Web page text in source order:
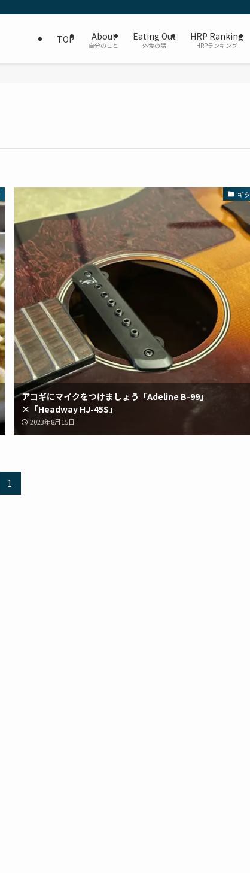
TOP About
自分のこと
Eating Out
外食の話
HRP Ranking
HRPランキング
ギ
アコギにマイクをつけましょう「Adeline B-99」
×「Headway HJ-45S」
2023年8月15日
1